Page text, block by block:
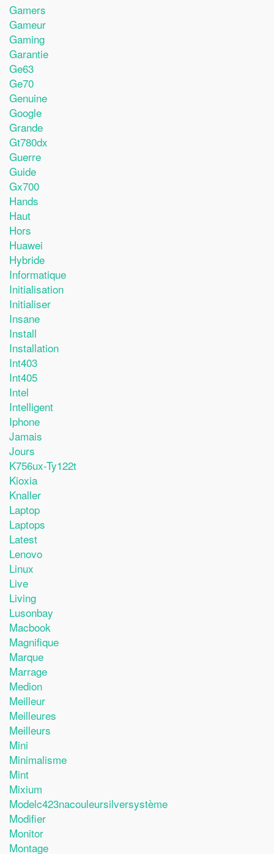
Gamers
Gameur
Gaming
Garantie
Ge63
Ge70
Genuine
Google
Grande
Gt780dx
Guerre
Guide
Gx700
Hands
Haut
Hors
Huawei
Hybride
Informatique
Initialisation
Initialiser
Insane
Install
Installation
Int403
Int405
Intel
Intelligent
Iphone
Jamais
Jours
K756ux-Ty122t
Kioxia
Knaller
Laptop
Laptops
Latest
Lenovo
Linux
Live
Living
Lusonbay
Macbook
Magnifique
Marque
Marrage
Medion
Meilleur
Meilleures
Meilleurs
Mini
Minimalisme
Mint
Mixium
Modelc423nacouleursilversystème
Modifier
Monitor
Montage